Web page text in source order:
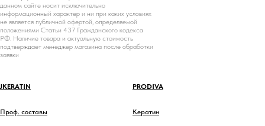
данном сайте носит исключительно
информационный характер и ни при каких условиях
не является публичной офертой, определяемой
положениями Статьи 437 Гражданского кодекса
РФ. Наличие товара и актуальную стоимость
подтверждает менеджер магазина после обработки
заявки
JKERATIN
Проф. составы
PRODIVA
Кератин